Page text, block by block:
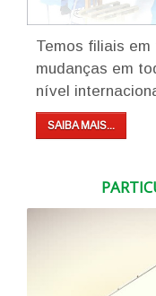
Temos filiais
mudanças em
nível
SAIBA MAIS...